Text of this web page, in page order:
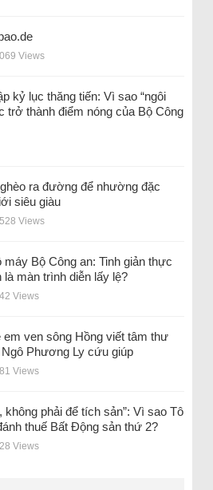
Views
kỷ lục thăng tiến: Vì sao “ngôi
trở thành điểm nóng của Bộ Công
ra đường để nhường đặc
siêu giàu
Views
máy Bộ Công an: Tinh giản thực
là màn trình diễn lấy lệ?
Views
em ven sông Hồng viết tâm thư
Phương Ly cứu giúp
Views
không phải để tích sản”: Vì sao Tô
thuế Bất Động sản thứ 2?
Views